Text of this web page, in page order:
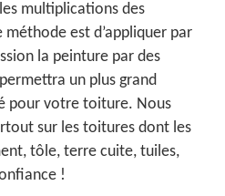
multiplications des
est d’appliquer par
la peinture par des
un plus grand
pour votre toiture. Nous
sur les toitures dont les
tôle, terre cuite, tuiles,
!